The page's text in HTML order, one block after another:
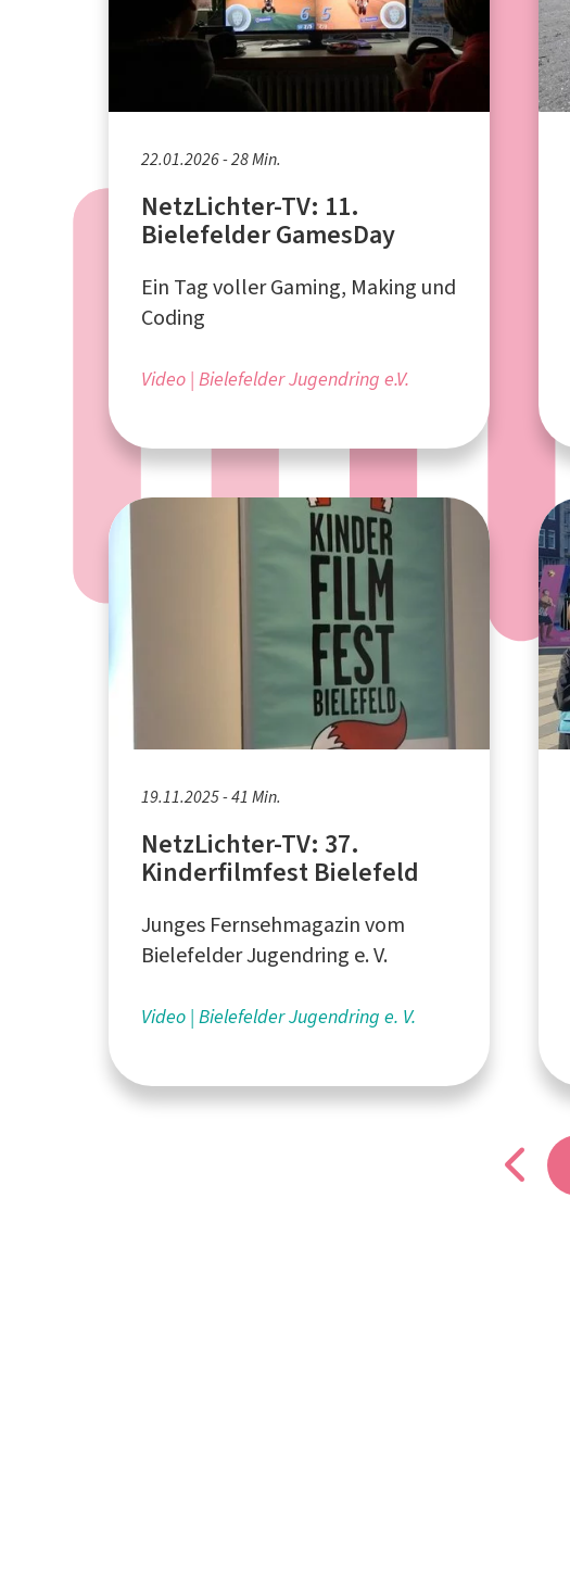
22.01.2026 - 28 Min.
NetzLichter-TV: 11.
Bielefelder GamesDay
Ein Tag voller Gaming, Making und
Coding
Video Bielefelder Jugendring e.V.
19.11.2025 - 41 Min.
NetzLichter-TV: 37.
Kinderfilmfest Bielefeld
Junges Fernsehmagazin vom
Bielefelder Jugendring e. V.
Video Bielefelder Jugendring e. V.